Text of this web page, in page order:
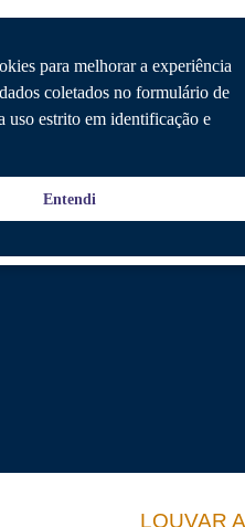
LOUVAR
para melhorar a experiência
coletados no formulário de
uso estrito em identificação e
Entendi